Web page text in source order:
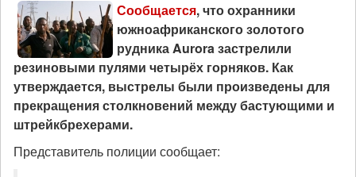
Сообщается, что охранники
южноафриканского золотого
рудника Aurora застрелили
резиновыми пулями четырёх горняков. Как
утверждается, выстрелы были произведены для
прекращения столкновений между бастующими и
штрейкбрехерами.
Представитель полиции сообщает: